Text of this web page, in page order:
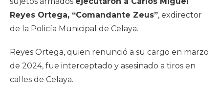
Reyes Ortega, “Comandante Zeus”, exdirector
de la Policía Municipal de Celaya.
Reyes Ortega, quien renunció a su cargo en marzo
de 2024, fue interceptado y asesinado a tiros en
calles de Celaya.